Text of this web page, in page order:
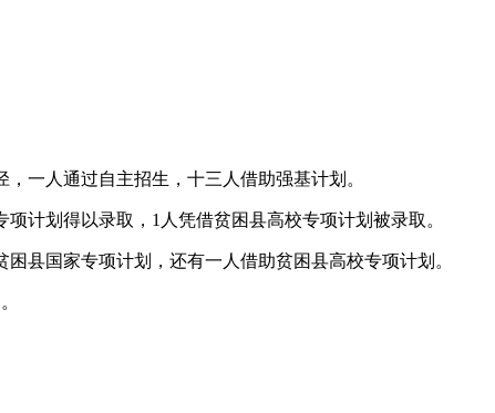
一人通过自主招生，十三人借助强基计划。
计划得以录取，1人凭借贫困县高校专项计划被录取。
县国家专项计划，还有一人借助贫困县高校专项计划。